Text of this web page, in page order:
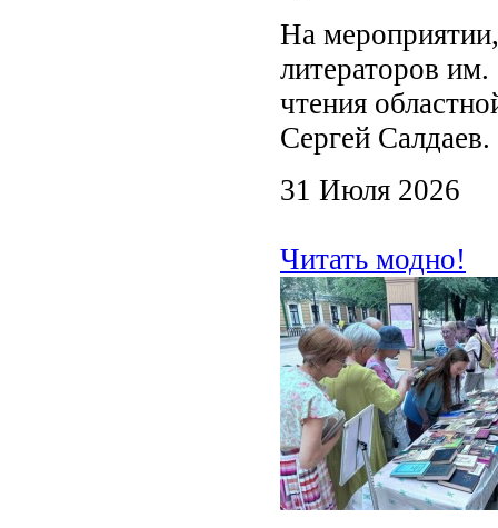
На
литераторов
чтения
Сергей Салдаев.
31 Июля 2026
Читать модно!